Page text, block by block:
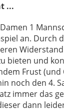
...
1
an. Durch
bieten und
Frust
noch den 4.
immer das
dann